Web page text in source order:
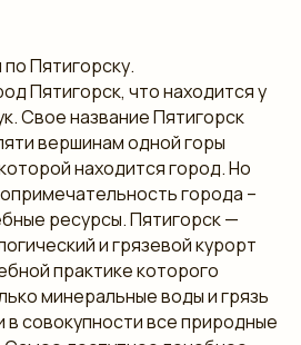
Пятигорску.
Пятигорск, что находится у
Свое название Пятигорск
вершинам одной горы
находится город. Но
города –
ресурсы. Пятигорск —
и грязевой курорт
практике которого
минеральные воды и грязь
в совокупности все природные